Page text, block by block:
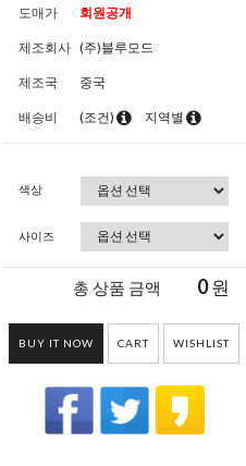
도매가 회원공개
제조회사 (주)블루모드
제조국 중국
배송비 (조건) 지역별
색상
사이즈
총 상품 금액 0원
BUY IT NOW CART WISHLIST